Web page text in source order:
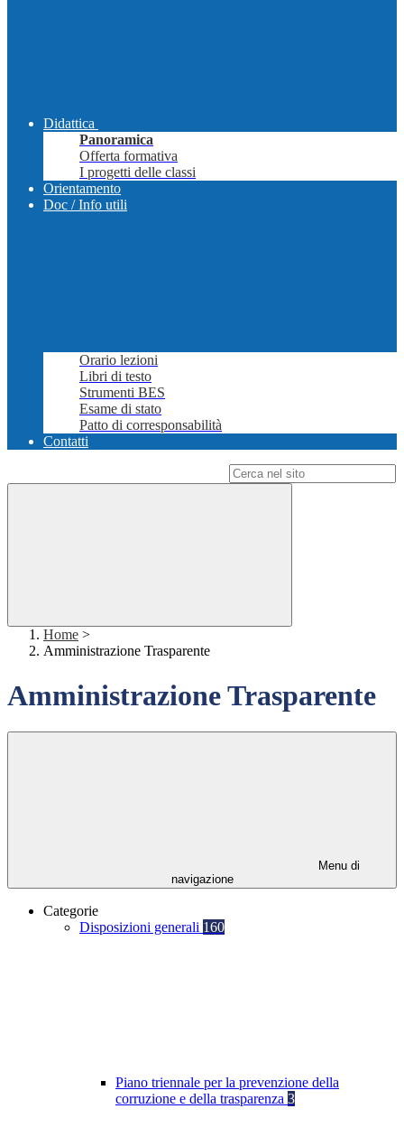
Didattica
Panoramica
Offerta formativa
I progetti delle classi
Orientamento
Doc / Info utili
Orario lezioni
Libri di testo
Strumenti BES
Esame di stato
Patto di corresponsabilità
Contatti
Home >
Amministrazione Trasparente
Amministrazione Trasparente
Menu di
navigazione
Categorie
Disposizioni generali 160
Piano triennale per la prevenzione della
corruzione e della trasparenza 3